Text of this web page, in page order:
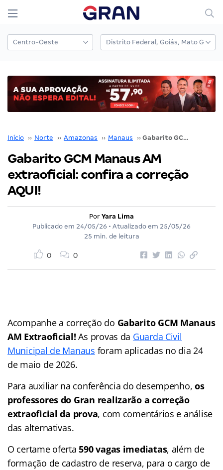
Início ›› Norte ›› Amazonas ›› Manaus ›› Gabarito GCM Manaus AM extraoficial: confira a correção AQUI!
Gabarito GCM Manaus AM
extraoficial: confira a correção
AQUI!
Por Yara Lima
Publicado em 24/05/26 • Atualizado em 25/05/26
25 min. de leitura
0 0
Acompanhe a correção do Gabarito GCM Manaus
AM Extraoficial! As provas da Guarda Civil
Municipal de Manaus foram aplicadas no dia 24
de maio de 2026.
Para auxiliar na conferência do desempenho,os
professores do Gran realizarão a correção
extraoficial da prova, com comentários e análise
das alternativas.
O certame oferta590 vagas imediatas, além de
formação de cadastro de reserva, para o cargo de